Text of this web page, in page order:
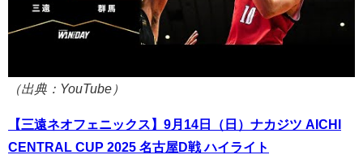
（出典：YouTube）
【三遠ネオフェニックス】9月14日（日）ナカジツ AICHI
CENTRAL CUP 2025 名古屋D戦 ハイライト